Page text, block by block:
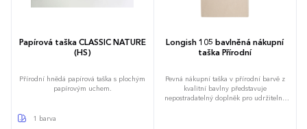
Papírová taška CLASSIC NATURE
(HS)
Přírodní hnědá papírová taška s plochým
papírovým uchem.
1 barva
Longish 105 bavlněná nákupní
taška Přírodní
Pevná nákupní taška v přírodní barvě z
kvalitní bavlny představuje
nepostradatelný doplněk pro udržitelné